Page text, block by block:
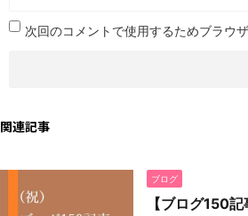
次回のコメントで使用するためブラウ
関連記事
ブログ
【ブログ150